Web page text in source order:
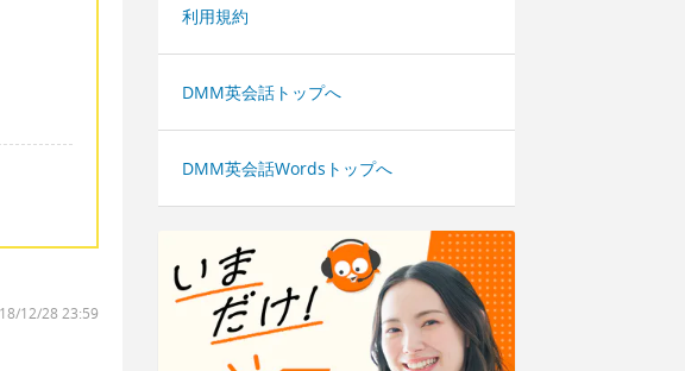
12/28 23:59
利用規約
DMM英会話トップへ
DMM英会話Wordsトップへ